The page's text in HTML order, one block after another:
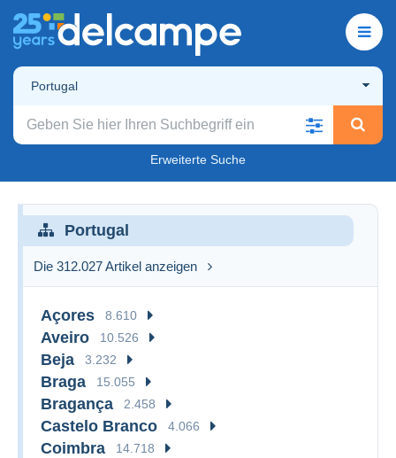
Portugal
Erweiterte Suche
Portugal
Die 312.027 Artikel anzeigen
Açores 8.610
Aveiro 10.526
Beja 3.232
Braga 15.055
Bragança 2.458
Castelo Branco 4.066
Coimbra 14.718